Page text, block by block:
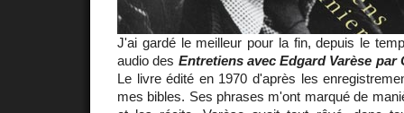
J'ai gardé le meilleur pour la fin, depuis le
audio des Entretiens avec Edgard Varèse par
Le livre édité en 1970 d'après les
mes bibles. Ses phrases m'ont marqué de